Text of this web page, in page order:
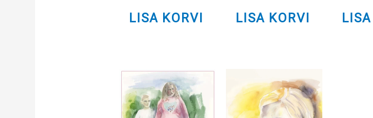
LISA KORVI LISA KORVI